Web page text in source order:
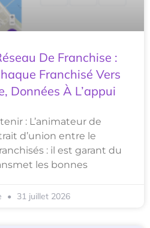
De Franchise :
Franchisé Vers
Données À L’appui
: L’animateur de
d’union entre le
: il est garant du
les bonnes
31 juillet 2026